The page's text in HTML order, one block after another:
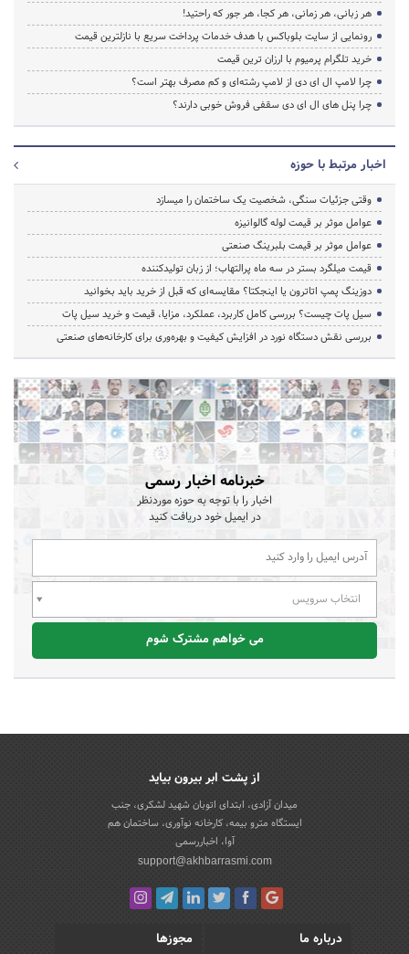
هر زبانی، هر زمانی، هر کجا، هر جور که راحتید!
رونمایی از سایت بلوباکس با هدف خدمات پرداخت سریع با نازلترین قیمت
خرید تلگرام پرمیوم با ارزان ترین قیمت
چرا لامپ ال ای دی از لامپ رشته‌ای و کم مصرف بهتر است؟
چرا پنل های ال ای دی سقفی فروش خوبی دارند؟
اخبار مرتبط با حوزه
وقتی جزئیات سنگی، شخصیت یک ساختمان را میسازد
عوامل موثر بر قیمت لوله گالوانیزه
عوامل موثر بر قیمت بلبرینگ صنعتی
قیمت میلگرد بستر در سه ماه پرالتهاب؛ از زبان تولیدکننده
دوزینگ پمپ اتاترون یا اینجکتا؟ مقایسه‌ای که قبل از خرید باید بخوانید
سیل پات چیست؟ بررسی کامل کاربرد، عملکرد، مزایا، قیمت و خرید سیل پات
بررسی نقش دستگاه نورد در افزایش کیفیت و بهره‌وری برای کارخانه‌های صنعتی
خبرنامه اخبار رسمی
اخبار را با توجه به حوزه موردنظر
در ایمیل خود دریافت کنید
انتخاب سرویس
می خواهم مشترک شوم
از پشت ابر بیرون بیاید
میدان آزادی، ابتدای اتوبان شهید لشکری، جنب
ایستگاه مترو بیمه، کارخانه نوآوری، ساختمان هم
آوا، اخباررسمی
support@akhbarrasmi.com
درباره ما
مجوزها